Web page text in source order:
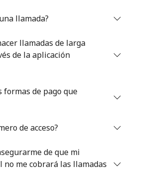
¿Olvidaste tu contraseña? →
Iniciar Sesión
llamada?
llamadas de larga
de la aplicación
formas de pago que
de acceso?
de que mi
no me cobrará las llamadas